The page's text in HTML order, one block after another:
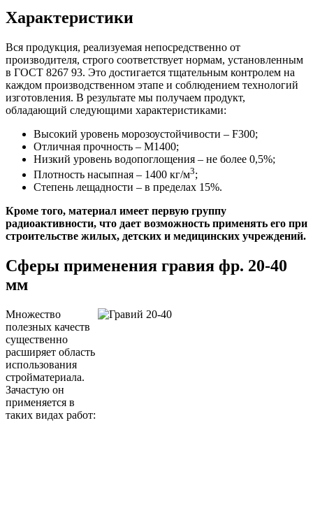
Характеристики
Вся продукция, реализуемая непосредственно от
производителя, строго соответствует нормам, установленным
в ГОСТ 8267 93. Это достигается тщательным контролем на
каждом производственном этапе и соблюдением технологий
изготовления. В результате мы получаем продукт,
обладающий следующими характеристиками:
Высокий уровень морозоустойчивости – F300;
Отличная прочность – М1400;
Низкий уровень водопоглощения – не более 0,5%;
Плотность насыпная – 1400 кг/м3;
Степень лещадности – в пределах 15%.
Кроме того, материал имеет первую группу
радиоактивности, что дает возможность применять его при
строительстве жилых, детских и медицинских учреждений.
Сферы применения гравия фр. 20-40
мм
Множество
полезных качеств
существенно
расширяет область
использования
стройматериала.
Зачастую он
применяется в
таких видах работ: